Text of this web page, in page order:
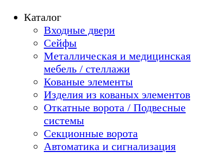
Каталог
Входные двери
Сейфы
Металлическая и медицинская
мебель / стеллажи
Кованые элементы
Изделия из кованых элементов
Откатные ворота / Подвесные
системы
Секционные ворота
Автоматика и сигнализация